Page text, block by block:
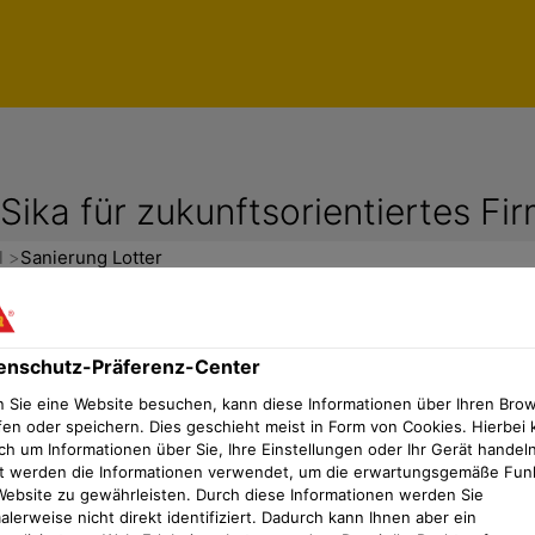
für zukunftsorientiertes
Sanierung Lotter
zukunftsorientiertes
sich für eine umfassende Sanierung des
Undichtigkeiten und einer durchnässten
nichts mehr zu retten“, erinnert sich Claus Schurr,
Präferenz-Center
Sie eine Website besuchen, kann diese Informationen über Ihren
oder speichern. Dies geschieht meist in Form von Cookies. Hierbei
um Informationen über Sie, Ihre Einstellungen oder Ihr Gerät
werden die Informationen verwendet, um die erwartungsgemäße
zu gewährleisten. Durch diese Informationen werden Sie
nicht direkt identifiziert. Dadurch kann Ihnen aber ein